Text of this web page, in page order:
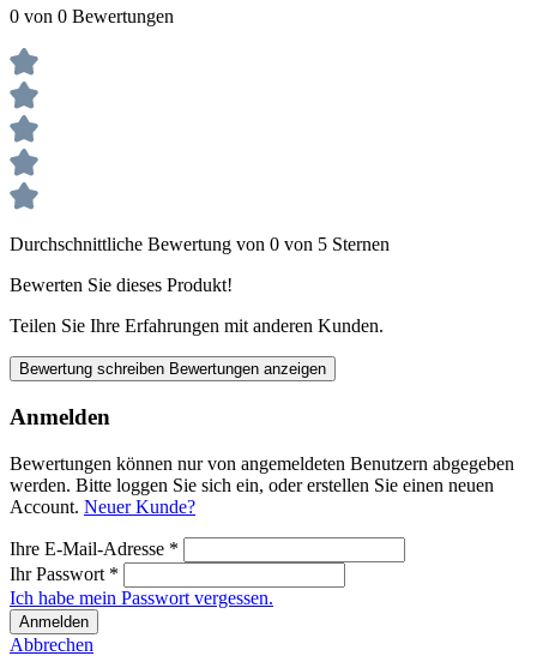
0 von 0 Bewertungen
Durchschnittliche Bewertung von 0 von 5 Sternen
Bewerten Sie dieses Produkt!
Teilen Sie Ihre Erfahrungen mit anderen Kunden.
Bewertung schreiben Bewertungen anzeigen
Anmelden
Bewertungen können nur von angemeldeten Benutzern abgegeben
werden. Bitte loggen Sie sich ein, oder erstellen Sie einen neuen
Account. Neuer Kunde?
Ihre E-Mail-Adresse *
Ihr Passwort *
Ich habe mein Passwort vergessen.
Anmelden
Abbrechen